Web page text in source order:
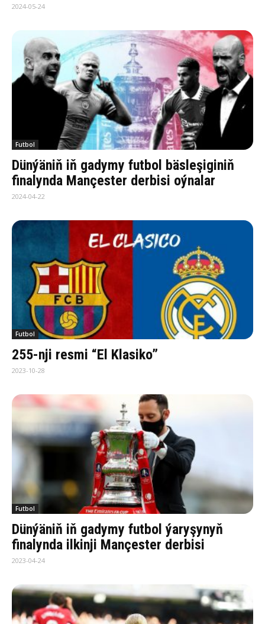
2024-05-24
Futbol
Dünýäniň iň gadymy futbol bäsleşiginiň
finalynda Mançester derbisi oýnalar
2024-04-22
Futbol
255-nji resmi “El Klasiko”
2023-10-28
Futbol
Dünýäniň iň gadymy futbol ýaryşynyň
finalynda ilkinji Mançester derbisi
2023-04-24